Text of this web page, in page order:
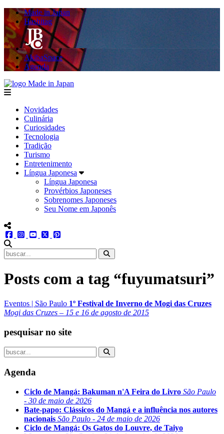
Made in Japan
Hashitag
AkibaSpace
Agenda
menu
Novidades
Culinária
Curiosidades
Tecnologia
Tradição
Turismo
Entretenimento
Língua Japonesa
Língua Japonesa
Provérbios Japoneses
Sobrenomes Japoneses
Seu Nome em Japonês
menu redes social
facebookinstagram
youtube
twitter
Posts com a tag “fuyumatsuri”
Eventos | São Paulo 1º Festival de Inverno de Mogi das Cruzes
Mogi das Cruzes – 15 e 16 de agosto de 2015
pesquisar no site
Agenda
Ciclo de Mangá: Bakuman n'A Feira do Livro São Paulo
- 30 de maio de 2026
Bate-papo: Clássicos do Mangá e a influência nos autores
nacionais São Paulo - 24 de maio de 2026
Ciclo de Mangá: Os Gatos do Louvre, de Taiyo